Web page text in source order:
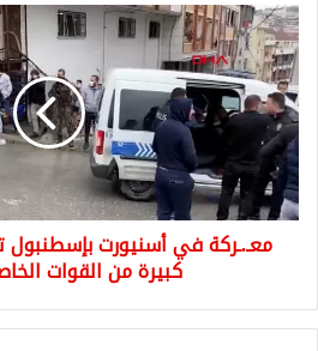
معـ.ـركة
في
أسنيورت
بإسطنبول
تستدعي
تدخل
أعداد
كبيرة
من
القواتمعـ.ـركة في أسنيورت
كبيرة من القوات